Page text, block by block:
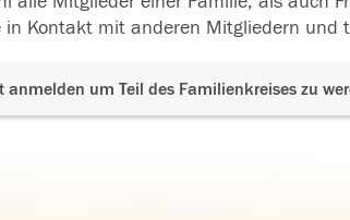
in Kontakt mit anderen Mitgliedern und
anmelden um Teil des Familienkreises zu